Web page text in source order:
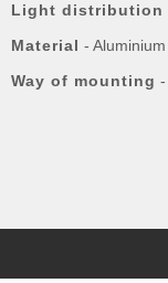
Light distribution
Material - Aluminium
Way of mounting